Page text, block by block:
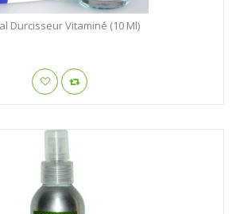
Durcisseur Vitaminé (10 Ml)